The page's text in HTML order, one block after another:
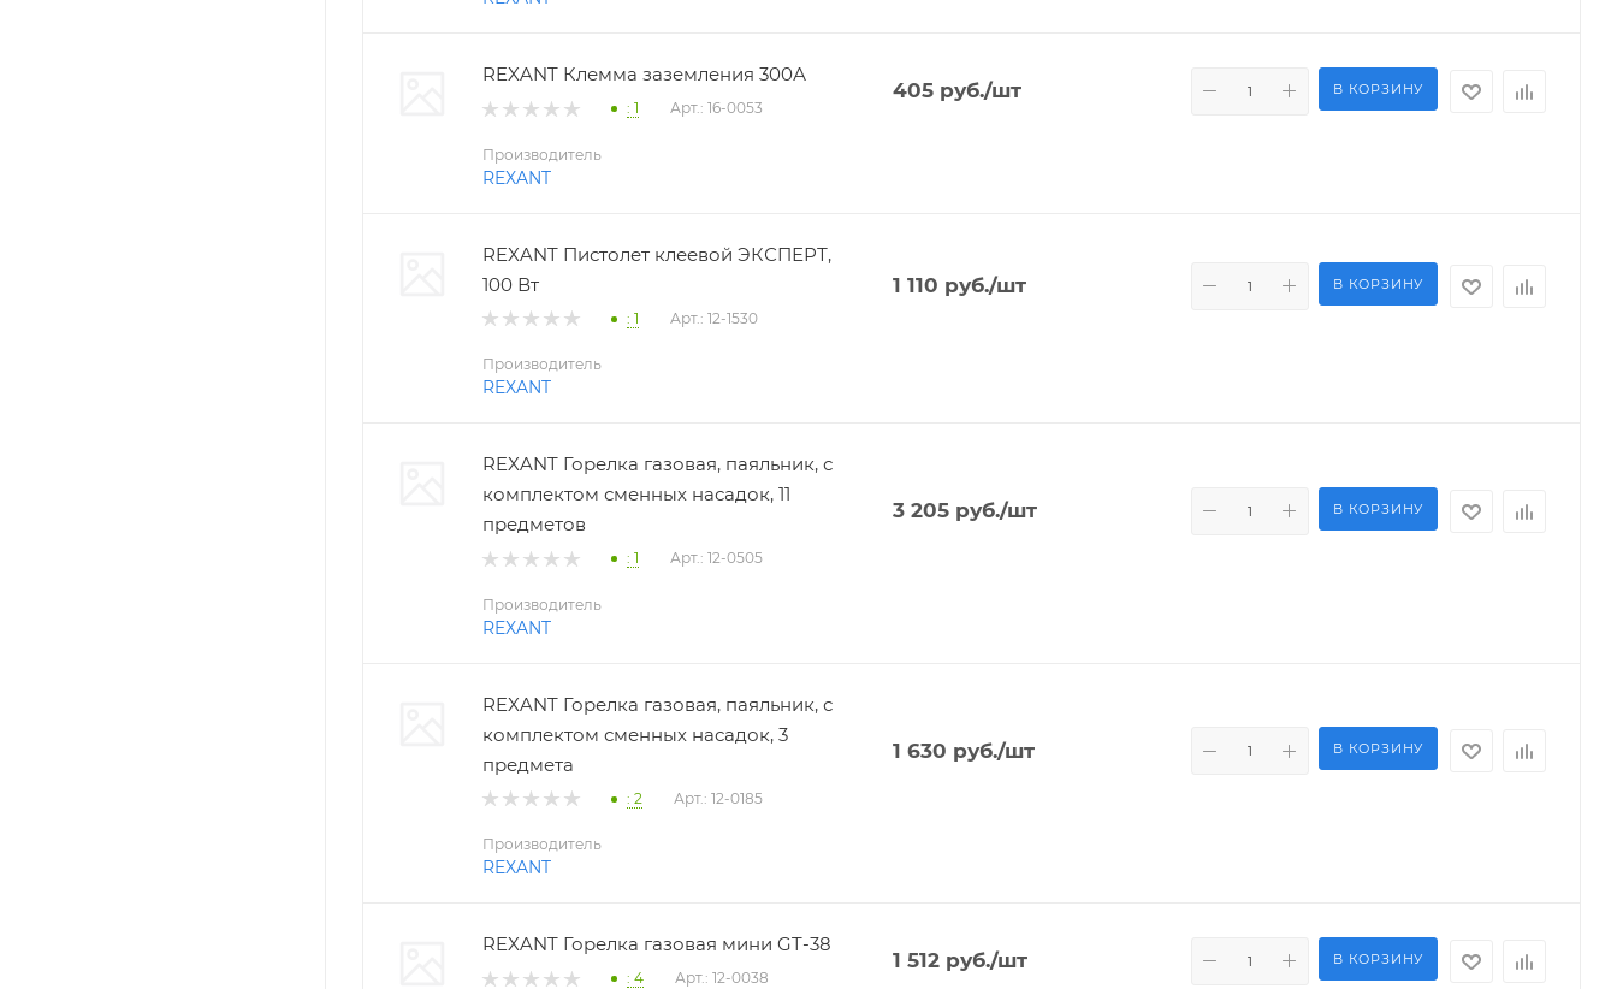
REXANT Клемма заземления 300А
: 1 Арт.: 16-0053
405руб./шт В КОРЗИНУ
Производитель
REXANT
REXANT Пистолет клеевой ЭКСПЕРТ,
100 Вт
: 1 Арт.: 12-1530
1 110 руб./шт В КОРЗИНУ
Производитель
REXANT
REXANT Горелка газовая, паяльник, с
комплектом сменных насадок, 11
предметов
: 1 Арт.: 12-0505
3 205руб./шт В КОРЗИНУ
Производитель
REXANT
REXANT Горелка газовая, паяльник, с
комплектом сменных насадок, 3
предмета
: 2 Арт.: 12-0185
1 630 руб./шт В КОРЗИНУ
Производитель
REXANT
REXANT Горелка газовая мини GT-38
: 4 Арт.: 12-0038
1 512руб./шт В КОРЗИНУ